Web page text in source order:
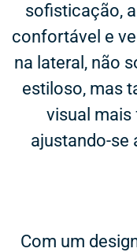
sofisticação,
confortável e
na lateral, não
estiloso, mas
visual mais
ajustando-se
Com um